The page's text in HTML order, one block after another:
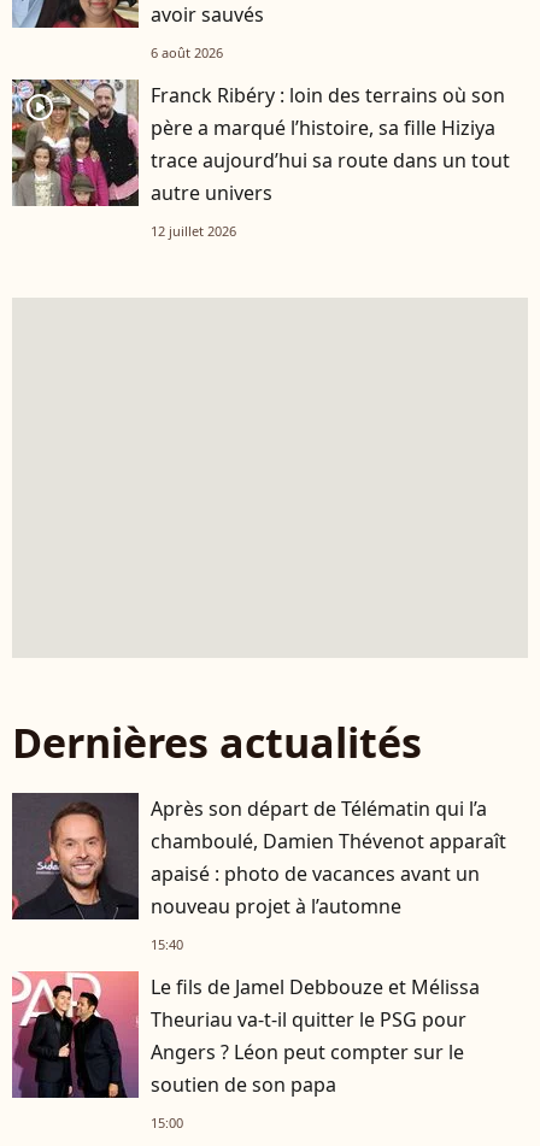
avoir sauvés
6 août 2026
player2
Franck Ribéry : loin des terrains où son
père a marqué l’histoire, sa fille Hiziya
trace aujourd’hui sa route dans un tout
autre univers
12 juillet 2026
Dernières actualités
Après son départ de Télématin qui l’a
chamboulé, Damien Thévenot apparaît
apaisé : photo de vacances avant un
nouveau projet à l’automne
15:40
Le fils de Jamel Debbouze et Mélissa
Theuriau va-t-il quitter le PSG pour
Angers ? Léon peut compter sur le
soutien de son papa
15:00